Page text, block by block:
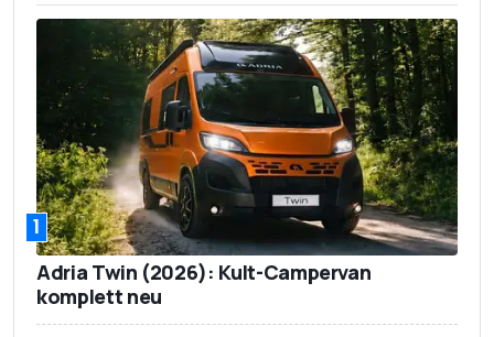
1
Adria Twin (2026): Kult-Campervan
komplett neu